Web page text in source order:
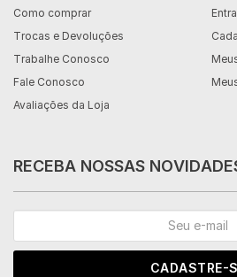
Como comprar
Trocas e Devoluções
Trabalhe Conosco
Fale Conosco
Avaliações da Loja
RECEBA NOSSAS
CADASTRE-